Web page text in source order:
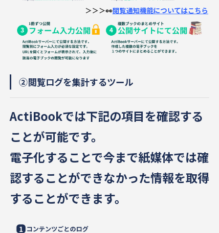
＞＞＞👀閲覧通知機能についてはこちら
②閲覧ログを集計するツール
ActiBookでは下記の項目を確認する
ことが可能です。
電子化することで今まで紙媒体では確
認することができなかった情報を取得
することができます。